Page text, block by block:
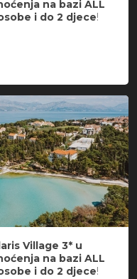
na bazi ALL
i do 2 djece!
Village 3* u
na bazi ALL
i do 2 djece!